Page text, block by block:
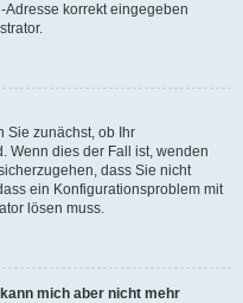
korrekt eingegeben
Sie zunächst, ob Ihr
Wenn dies der Fall ist, wenden
dass Sie nicht
ein Konfigurationsproblem mit
lösen muss.
mich aber nicht mehr